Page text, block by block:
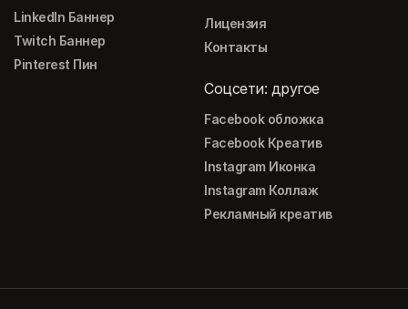
LinkedIn Баннер
Twitch Баннер
Pinterest Пин
Лицензия
Контакты
Соцсети: другое
Facebook обложка
Facebook Креатив
Instagram Иконка
Instagram Коллаж
Рекламный креатив